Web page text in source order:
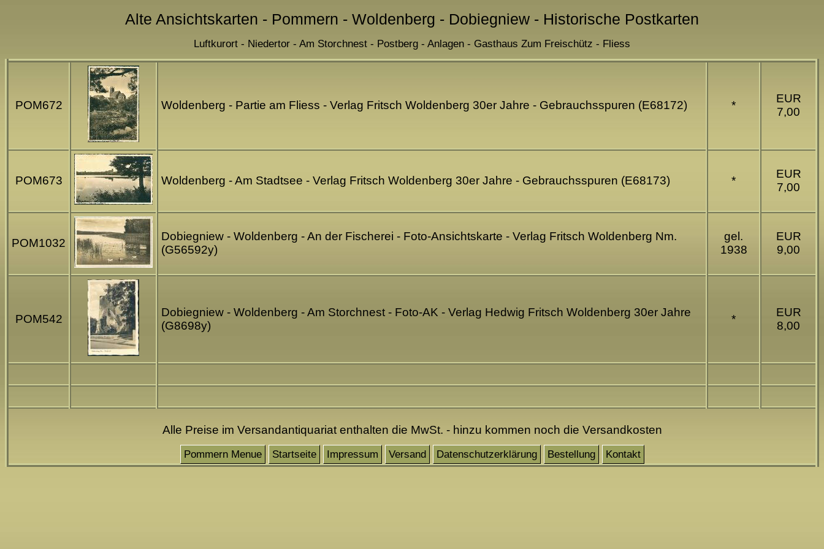
Alte Ansichtskarten - Pommern - Woldenberg - Dobiegniew - Historische Postkarten
Luftkurort - Niedertor - Am Storchnest - Postberg - Anlagen - Gasthaus Zum Freischütz - Fliess
POM672 Woldenberg - Partie am Fliess - Verlag Fritsch Woldenberg 30er Jahre - Gebrauchsspuren (E68172) *
EUR
7,00
POM673 Woldenberg - Am Stadtsee - Verlag Fritsch Woldenberg 30er Jahre - Gebrauchsspuren (E68173) *
EUR
7,00
POM1032
Dobiegniew - Woldenberg - An der Fischerei - Foto-Ansichtskarte - Verlag Fritsch Woldenberg Nm.
(G56592y)
gel.
1938
EUR
9,00
POM542
Dobiegniew - Woldenberg - Am Storchnest - Foto-AK - Verlag Hedwig Fritsch Woldenberg 30er Jahre
(G8698y)
*
EUR
8,00
Alle Preise im Versandantiquariat enthalten die MwSt. - hinzu kommen noch die Versandkosten
Pommern Menue Startseite Impressum Versand Datenschutzerklärung Bestellung Kontakt